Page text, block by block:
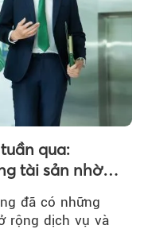
qua:
tài sản nhờ
đã có những
rộng dịch vụ và